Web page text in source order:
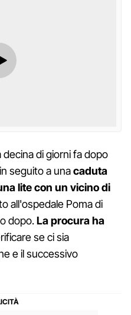
decina di giorni fa dopo
seguito a unacaduta
lite con un vicino di
all'ospedale Poma di
dopo.La procura ha
se ci sia
e il successivo